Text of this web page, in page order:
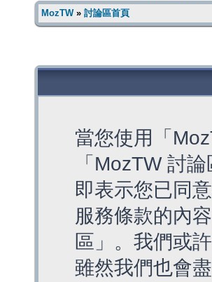
MozTW» 討論區首頁
當您使用「
「MozTW 討
即表示您已同
服務條款的內
區」。我們或
雖然我們也會